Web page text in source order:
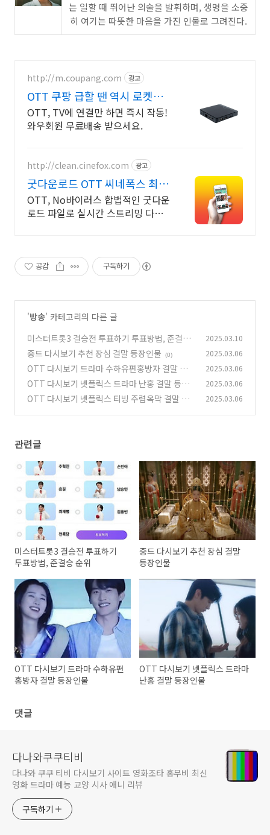
는 일할 때 뛰어난 의술을 발휘하며, 생명을 소중
히 여기는 따뜻한 마음을 가진 인물로 그려진다.
http://m.coupang.com 광고
OTT 쿠팡 급할 땐 역시 로켓배
송
OTT, TV에 연결만 하면 즉시 작동!
와우회원 무료배송 받으세요.
http://clean.cinefox.com 광고
굿다운로드 OTT 씨네폭스 최대
3만원+10%추가적립
OTT, No바이러스 합법적인 굿다운
로드 파일로 실시간 스트리밍 다운
공감 구독하기
'방송' 카테고리의 다른 글
미스터트롯3 결승전 투표하기 투표방법, 준결승
순위
(0)
2025.03.10
중드 다시보기 추천 장심 결말 등장인물 (0) 2025.03.06
OTT 다시보기 드라마 수하유편홍방자 결말 등
장인물 (0)
2025.03.06
OTT 다시보기 넷플릭스 드라마 난홍 결말 등장
인물
(0)
2025.03.06
OTT 다시보기 넷플릭스 티빙 주렴옥막 결말 등
2025.03.06
관련글
미스터트롯3 결승전 투표하기
투표방법, 준결승 순위
중드 다시보기 추천 장심 결말
등장인물
OTT 다시보기 드라마 수하유편
홍방자 결말 등장인물
OTT 다시보기 넷플릭스 드라마
난홍 결말 등장인물
댓글
다나와쿠쿠티비
다나와 쿠쿠 티비 다시보기 사이트 영화조타 홍무비 최신
영화 드라마 예능 교양 시사 애니 리뷰
구독하기